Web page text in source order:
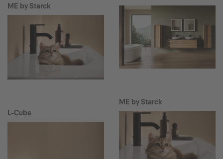
ME by Starck
L-Cube
ME by Starck